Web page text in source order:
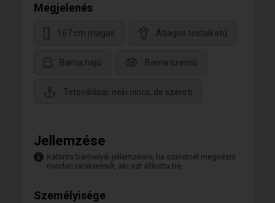
Megjelenés
167 cm magas Átlagos testalkatú
Barna hajú Barna szemű
Tetoválásai: neki nincs, de szereti
Jellemzése
Kattints bármelyik jellemzésre, ha szeretnél megnézni
minden társkeresőt, aki ezt állította be.
Személyisége